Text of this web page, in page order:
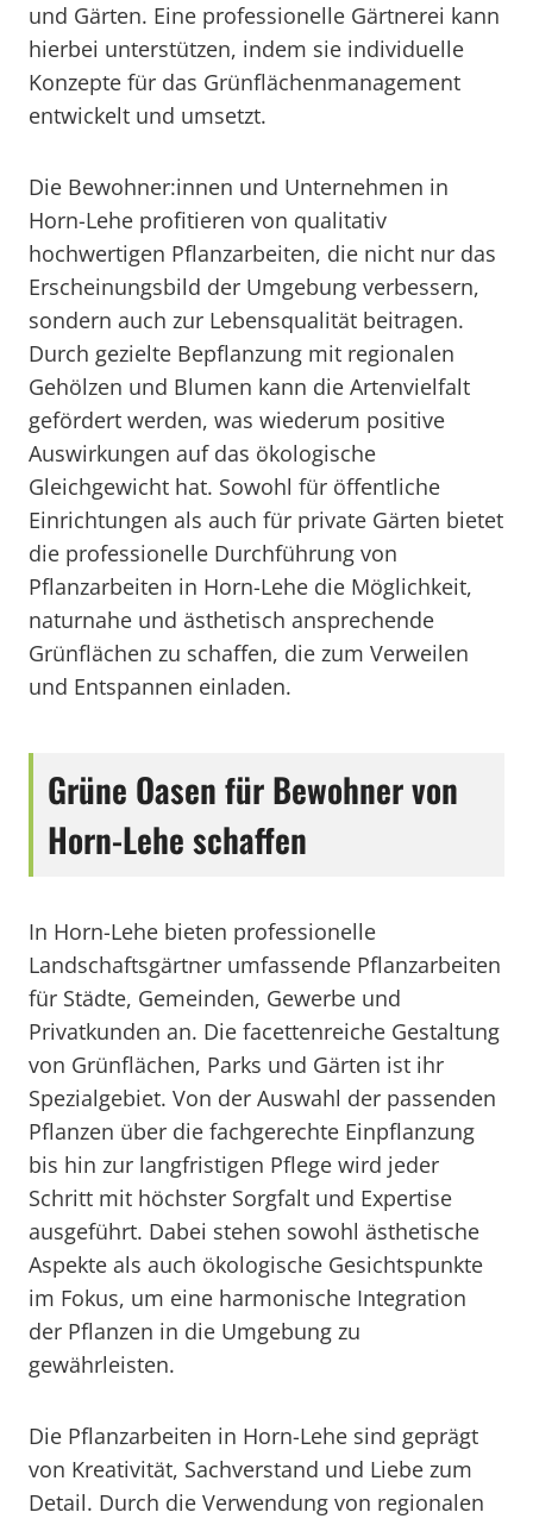
und Gärten. Eine professionelle Gärtnerei kann
hierbei unterstützen, indem sie individuelle
Konzepte für das Grünflächenmanagement
entwickelt und umsetzt.
Die Bewohner:innen und Unternehmen in
Horn-Lehe profitieren von qualitativ
hochwertigen Pflanzarbeiten, die nicht nur das
Erscheinungsbild der Umgebung verbessern,
sondern auch zur Lebensqualität beitragen.
Durch gezielte Bepflanzung mit regionalen
Gehölzen und Blumen kann die Artenvielfalt
gefördert werden, was wiederum positive
Auswirkungen auf das ökologische
Gleichgewicht hat. Sowohl für öffentliche
Einrichtungen als auch für private Gärten bietet
die professionelle Durchführung von
Pflanzarbeiten in Horn-Lehe die Möglichkeit,
naturnahe und ästhetisch ansprechende
Grünflächen zu schaffen, die zum Verweilen
und Entspannen einladen.
Grüne Oasen für Bewohner von
Horn-Lehe schaffen
In Horn-Lehe bieten professionelle
Landschaftsgärtner umfassende Pflanzarbeiten
für Städte, Gemeinden, Gewerbe und
Privatkunden an. Die facettenreiche Gestaltung
von Grünflächen, Parks und Gärten ist ihr
Spezialgebiet. Von der Auswahl der passenden
Pflanzen über die fachgerechte Einpflanzung
bis hin zur langfristigen Pflege wird jeder
Schritt mit höchster Sorgfalt und Expertise
ausgeführt. Dabei stehen sowohl ästhetische
Aspekte als auch ökologische Gesichtspunkte
im Fokus, um eine harmonische Integration
der Pflanzen in die Umgebung zu
gewährleisten.
Die Pflanzarbeiten in Horn-Lehe sind geprägt
von Kreativität, Sachverstand und Liebe zum
Detail. Durch die Verwendung von regionalen